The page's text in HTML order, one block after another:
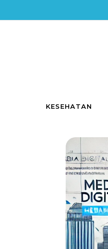
KESEHATAN